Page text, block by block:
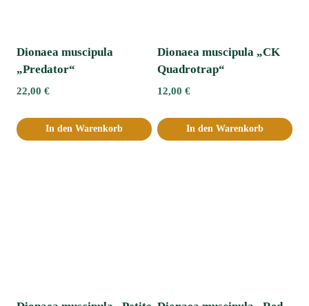
Dionaea muscipula
„Predator“
22,00 €
In den Warenkorb
Dionaea muscipula „CK
Quadrotrap“
12,00 €
In den Warenkorb